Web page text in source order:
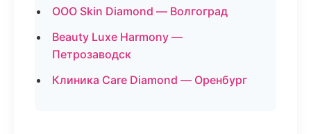
ООО Skin Diamond — Волгоград
Beauty Luxe Harmony —
Петрозаводск
Клиника Care Diamond — Оренбург